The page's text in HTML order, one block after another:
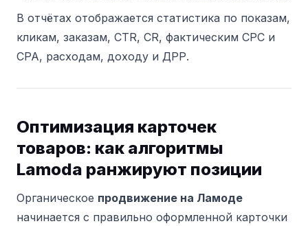
В отчётах отображается статистика по показам,
кликам, заказам, CTR, CR, фактическим CPC и
CPA, расходам, доходу и ДРР.
Оптимизация карточек
товаров: как алгоритмы
Lamoda ранжируют позиции
Органическое продвижение на Ламоде
начинается с правильно оформленной карточки